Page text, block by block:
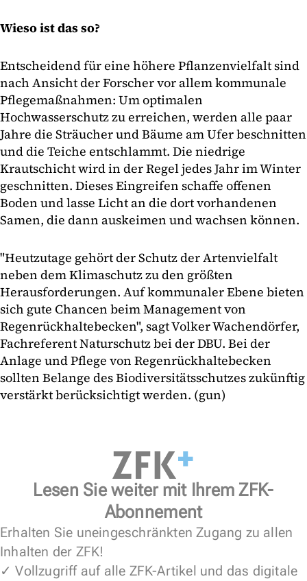
Wieso ist das so?
Entscheidend für eine höhere Pflanzenvielfalt sind
nach Ansicht der Forscher vor allem kommunale
Pflegemaßnahmen: Um optimalen
Hochwasserschutz zu erreichen, werden alle paar
Jahre die Sträucher und Bäume am Ufer beschnitten
und die Teiche entschlammt. Die niedrige
Krautschicht wird in der Regel jedes Jahr im Winter
geschnitten. Dieses Eingreifen schaffe offenen
Boden und lasse Licht an die dort vorhandenen
Samen, die dann auskeimen und wachsen können.
"Heutzutage gehört der Schutz der Artenvielfalt
neben dem Klimaschutz zu den größten
Herausforderungen. Auf kommunaler Ebene bieten
sich gute Chancen beim Management von
Regenrückhaltebecken", sagt Volker Wachendörfer,
Fachreferent Naturschutz bei der DBU. Bei der
Anlage und Pflege von Regenrückhaltebecken
sollten Belange des Biodiversitätsschutzes zukünftig
verstärkt berücksichtigt werden. (gun)
Lesen Sie weiter mit Ihrem ZFK-
Abonnement
Erhalten Sie uneingeschränkten Zugang zu allen
Inhalten der ZFK!
✓ Vollzugriff auf alle ZFK-Artikel und das digitale